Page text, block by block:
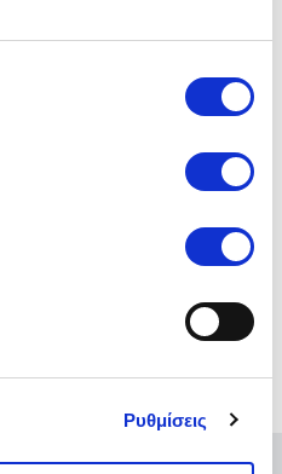
Ρυθμίσεις
ατύχημα, μηχανική ή
εφόσον είναι αναγκαία.